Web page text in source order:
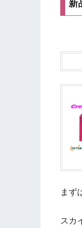
新
まず
スカ